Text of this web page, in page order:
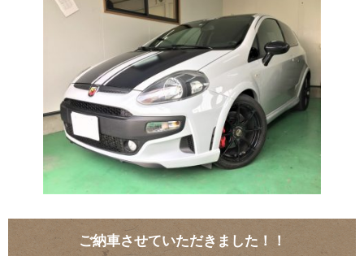
ご納車させていただきました！！